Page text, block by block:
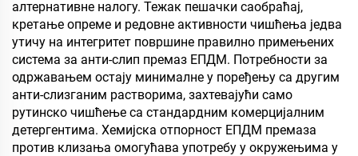
алтернативне налогу. Тежак пешачки саобраћај,
кретање опреме и редовне активности чишћења једва
утичу на интегритет површине правилно примењених
система за анти-слип премаз ЕПДМ. Потребности за
одржавањем остају минималне у поређењу са другим
анти-слизганим растворима, захтевајући само
рутинско чишћење са стандардним комерцијалним
детергентима. Хемијска отпорност ЕПДМ премаза
против клизања омогућава употребу у окружењима у